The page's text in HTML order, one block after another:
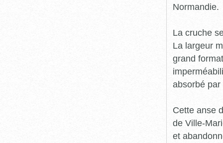
Normandie.
La cruche
La largeur
grand
absorbé par
Cette anse
de Ville-
et